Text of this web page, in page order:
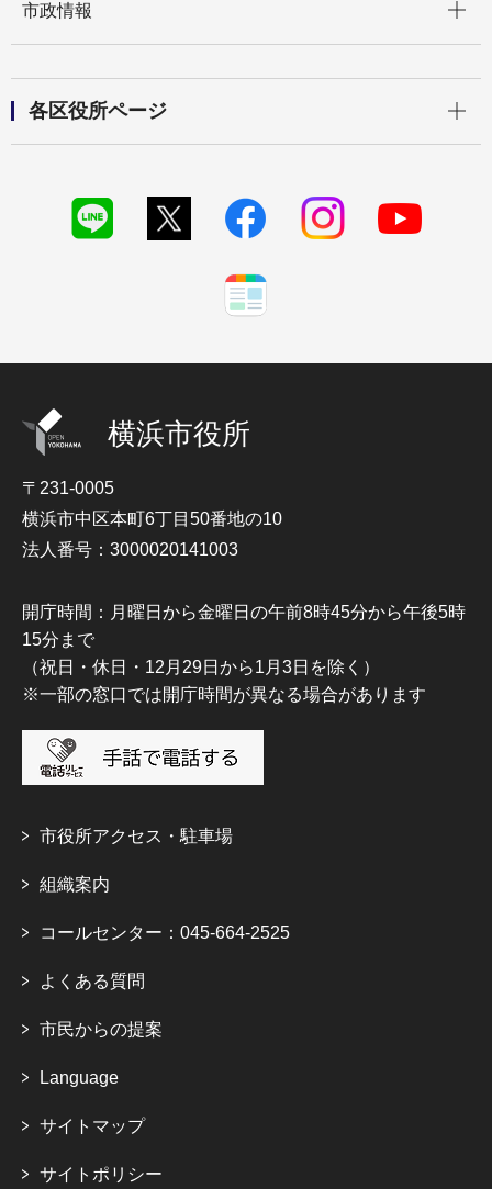
市政情報
各区役所ページ
横浜市役所
〒231-0005
横浜市中区本町6丁目50番地の10
法人番号：3000020141003
開庁時間：月曜日から金曜日の午前8時45分から午後5時
15分まで
（祝日・休日・12月29日から1月3日を除く）
※一部の窓口では開庁時間が異なる場合があります
市役所アクセス・駐車場
組織案内
コールセンター：045-664-2525
よくある質問
市民からの提案
Language
サイトマップ
サイトポリシー